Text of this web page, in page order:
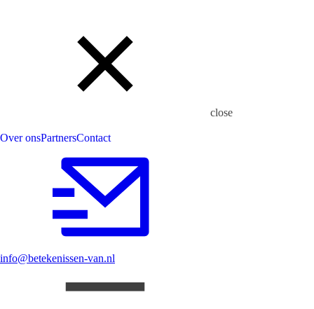
close
Over onsPartnersContact
info@betekenissen-van.nl